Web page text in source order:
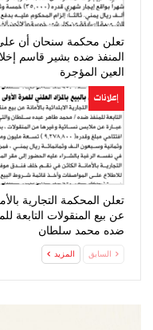
تعلن محكمة سنحان أن
المنفذ ضده بشير قاسم
العين المؤجرة
إعلانات
تعلن المحكمة التجارية
عن بيع المنقولات التابعة
ضده محمد سلطان
السابق المزيد